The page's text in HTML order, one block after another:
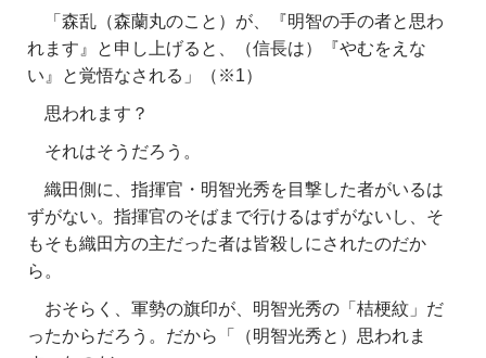
「森乱（森蘭丸のこと）が、『明智の手の者と思わ
れます』
と申し上げると、（信長は）『やむをえな
い』と覚悟なされる」（※1）
思われます？
それはそうだろう。
織田側に、指揮官・明智光秀を目撃した者がいるは
ずがない。指揮官のそばまで行けるはずがないし、そ
もそも織田方の主だった者は皆殺しにされたのだか
ら。
おそらく、軍勢の旗印が、明智光秀の「桔梗紋」だ
ったからだろう。だから「（明智光秀と）思われま